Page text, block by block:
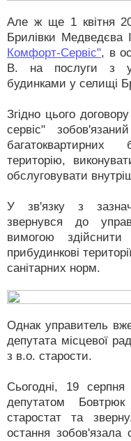
Але ж ще 1 квітня
Брилівки Медведєва
Комфорт-Сервіс", в
В. на послуги з
будинками у селищі
Згідно цього
сервіс"
територію,
обслуговувати
У зв'язку з
звернувся до
вимогою
прибудинкові
санітарних норм.
Однак управитель
депутата місцевої
з в.о. старости.
Сьогодні, 19
депутатом
старостат та
остання